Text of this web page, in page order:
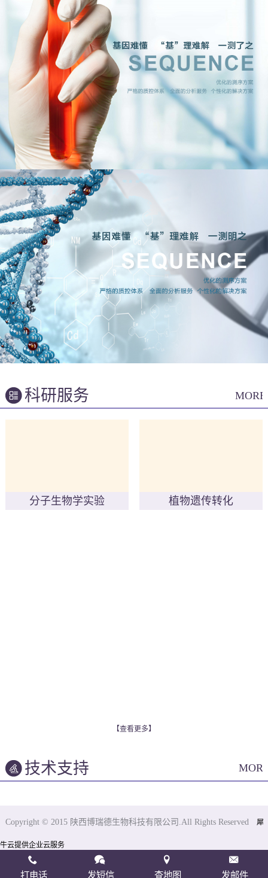
科研服务
分子生物学实验 植物遗传转化
MORE
【查看更多】
技术支持
Copyright © 2015 陕西博瑞德生物科技有限公司.All Rights Reserved 犀
牛云提供企业云服务
打电话 发短信 查地图 发邮件